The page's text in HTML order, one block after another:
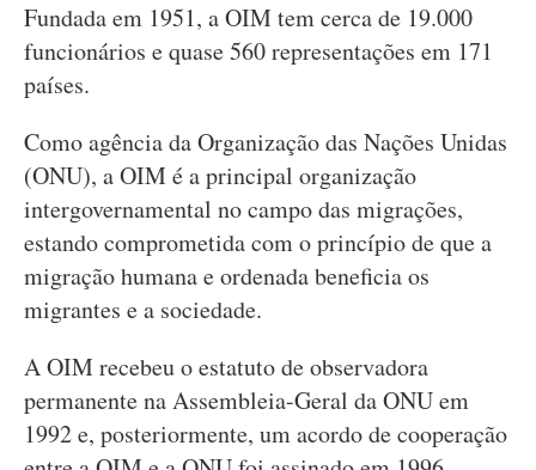
Fundada em 1951, a OIM tem cerca de 19.000
funcionários e quase 560 representações em 171
países.
Como agência da Organização das Nações Unidas
(ONU), a OIM é a principal organização
intergovernamental no campo das migrações,
estando comprometida com o princípio de que a
migração humana e ordenada beneficia os
migrantes e a sociedade.
A OIM recebeu o estatuto de observadora
permanente na Assembleia-Geral da ONU em
1992 e, posteriormente, um acordo de cooperação